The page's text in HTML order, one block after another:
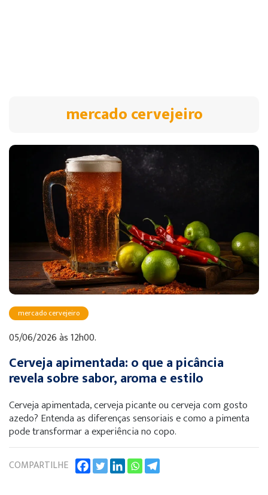
mercado cervejeiro
mercado cervejeiro
05/06/2026 às 12h00.
Cerveja apimentada: o que a picância
revela sobre sabor, aroma e estilo
Cerveja apimentada, cerveja picante ou cerveja com gosto
azedo? Entenda as diferenças sensoriais e como a pimenta
pode transformar a experiência no copo.
COMPARTILHE